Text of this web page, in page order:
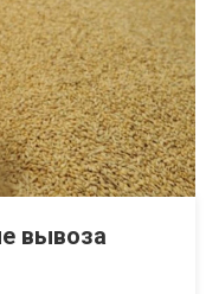
вывоза